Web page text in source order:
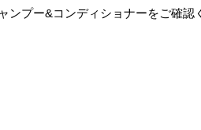
ンプー&コンディショナーをご確認